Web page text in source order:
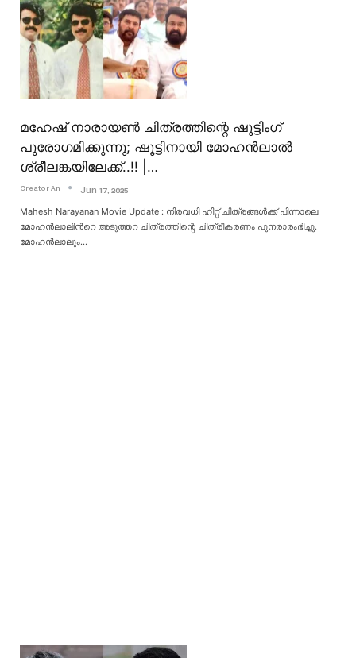
മഹേഷ് നാരായൺ ചിത്രത്തിന്റെ ഷൂട്ടിംഗ്
പുരോഗമിക്കുന്നു; ഷൂട്ടിനായി മോഹൻലാൽ
ശ്രീലങ്കയിലേക്ക്..!! |…
Creator An Jun 17, 2025
Mahesh Narayanan Movie Update : നിരവധി ഹിറ്റ് ചിത്രങ്ങൾക്ക് പിന്നാലെ
മോഹൻലാലിൻറെ അടുത്തറ ചിത്രത്തിന്റെ ചിത്രീകരണം പുനരാരംഭിച്ചു.
മോഹൻലാലും…